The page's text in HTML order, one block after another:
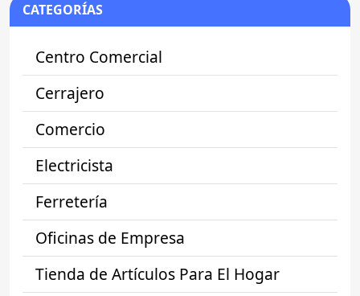
CATEGORÍAS
Centro Comercial
Cerrajero
Comercio
Electricista
Ferretería
Oficinas de Empresa
Tienda de Artículos Para El Hogar